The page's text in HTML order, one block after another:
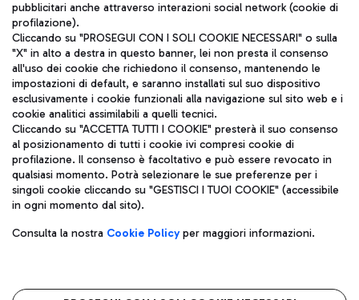
Aeroporti di Roma S.p.A. - Società soggetta a direzione e
coordinamento di Mundys S.p.A.
Codice fiscale e Registro delle Imprese di Roma 13032990155 P.
IVA 06572251004
Capitale sociale 62.224.743,00 int. vers.
Sede legale: Via Pier Paolo Racchetti 1 - 00054 Fiumicino (RM)
telefono +39 06 65951
Privacy policy
Note legali
Roma FCO
pubblicitari anche attraverso interazioni social network (cookie di
profilazione).
Cliccando su "PROSEGUI CON I SOLI COOKIE NECESSARI" o sulla
"X" in alto a destra in questo banner, lei non presta il consenso
all'uso dei cookie che richiedono il consenso, mantenendo le
impostazioni di default, e saranno installati sul suo dispositivo
esclusivamente i cookie funzionali alla navigazione sul sito web e i
cookie analitici assimilabili a quelli tecnici.
Cliccando su "ACCETTA TUTTI I COOKIE" presterà il suo consenso
al posizionamento di tutti i cookie ivi compresi cookie di
profilazione. Il consenso è facoltativo e può essere revocato in
qualsiasi momento. Potrà selezionare le sue preferenze per i
singoli cookie cliccando su "GESTISCI I TUOI COOKIE" (accessibile
in ogni momento dal sito).
Consulta la nostra Cookie Policyper maggiori informazioni.